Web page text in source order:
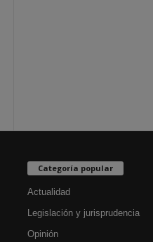
Categoría popular
Actualidad
Legislación y jurisprudencia
Opinión